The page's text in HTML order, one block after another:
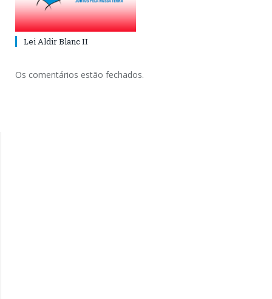
Lei Aldir Blanc II
Os comentários estão fechados.